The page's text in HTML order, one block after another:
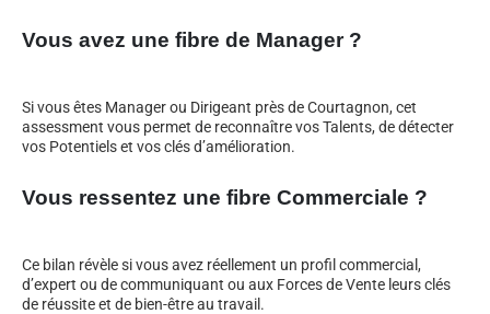
Vous avez une fibre de Manager ?
Si vous êtes Manager ou Dirigeant près de Courtagnon, cet
assessment vous permet de reconnaître vos Talents, de détecter
vos Potentiels et vos clés d’amélioration.
Vous ressentez une fibre Commerciale ?
Ce bilan révèle si vous avez réellement un profil commercial,
d’expert ou de communiquant ou aux Forces de Vente leurs clés
de réussite et de bien-être au travail.